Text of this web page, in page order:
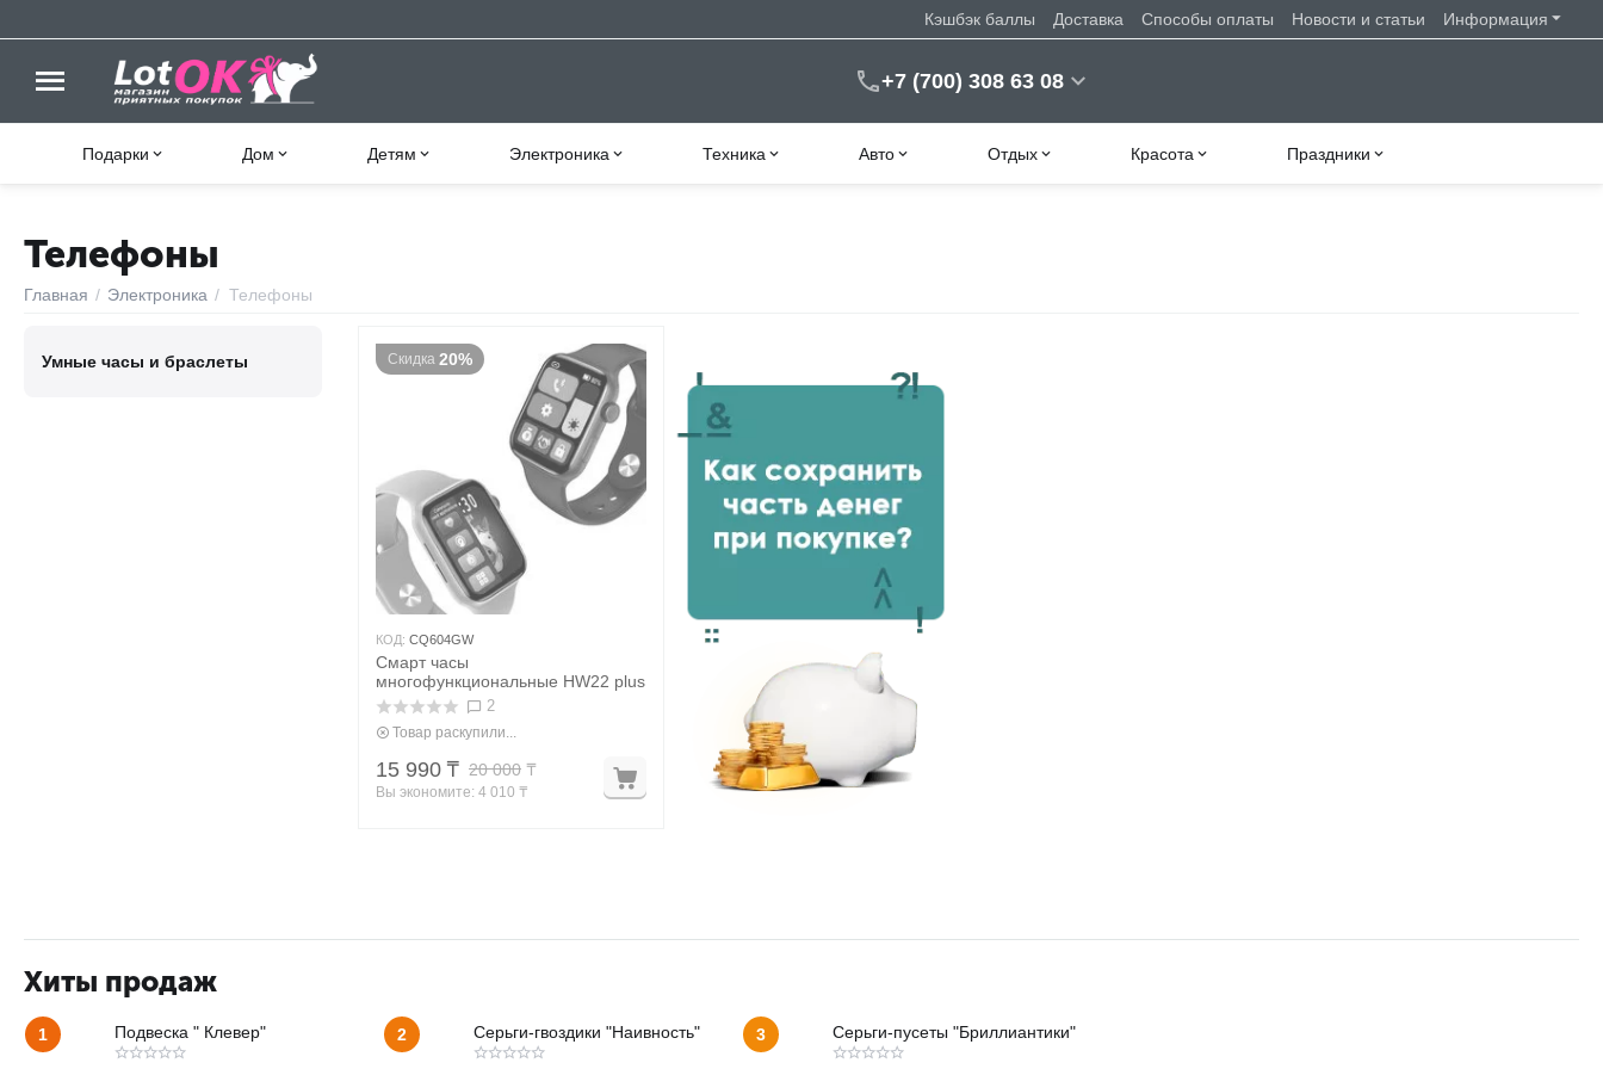
Кэшбэк баллы Доставка Способы оплаты Новости и статьи Информация
+7 (700) 308 63 08
Подарки Дом Детям Электроника Техника Авто Отдых Красота Праздники
Телефоны
Главная / Электроника / Телефоны
Скидка 20%
КОД: CQ604GW
Смарт часы
многофункциональные HW22 plus
2
Товар раскупили...
20 000 ₸
15 990 ₸
Вы экономите: 4 010 ₸
Умные часы и браслеты
Хиты продаж
1 Подвеска " Клевер" 2 Серьги-гвоздики "Наивность" 3 Серьги-пусеты "Бриллиантики"